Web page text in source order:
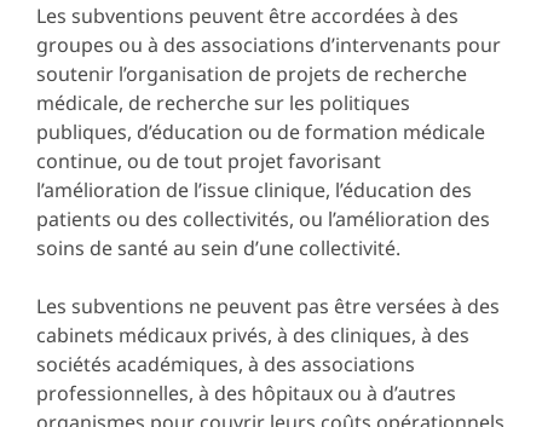
Les subventions peuvent être accordées à des
groupes ou à des associations d’intervenants pour
soutenir l’organisation de projets de recherche
médicale, de recherche sur les politiques
publiques, d’éducation ou de formation médicale
continue, ou de tout projet favorisant
l’amélioration de l’issue clinique, l’éducation des
patients ou des collectivités, ou l’amélioration des
soins de santé au sein d’une collectivité.
Les subventions ne peuvent pas être versées à des
cabinets médicaux privés, à des cliniques, à des
sociétés académiques, à des associations
professionnelles, à des hôpitaux ou à d’autres
organismes pour couvrir leurs coûts opérationnels